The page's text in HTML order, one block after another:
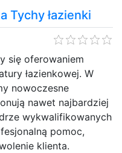
Tychy łazienki
się oferowaniem
łazienkowej. W
nowoczesne
nawet najbardziej
wykwalifikowanych
pomoc,
klienta.